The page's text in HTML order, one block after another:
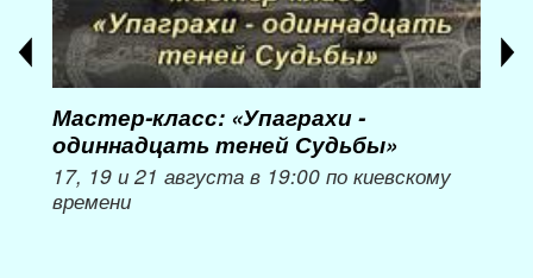
Мастер-класс: «Упаграхи -
одиннадцать теней Судьбы»
17, 19 и 21 августа в 19:00 по киевскому
времени